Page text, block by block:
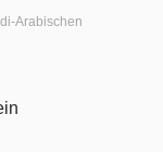
Arabischen